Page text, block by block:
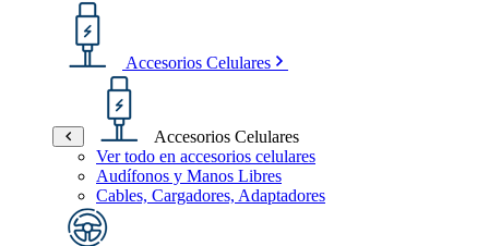
Accesorios Celulares
Accesorios Celulares
Ver todo en accesorios celulares
Audífonos y Manos Libres
Cables, Cargadores, Adaptadores